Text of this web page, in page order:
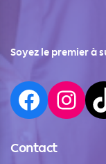
Soyez le premier à
Contact